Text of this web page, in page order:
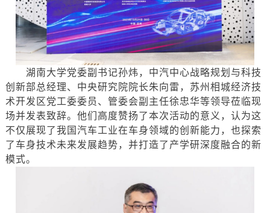
湖南大学党委副书记孙炜，中汽中心战略规划与科技
创新部总经理、中央研究院院长朱向雷，苏州相城经济技
术开发区党工委委员、管委会副主任徐忠华等领导莅临现
场并发表致辞。他们高度赞扬了本次活动的意义，认为这
不仅展现了我国汽车工业在车身领域的创新能力，也探索
了车身技术未来发展趋势，并打造了产学研深度融合的新
模式。